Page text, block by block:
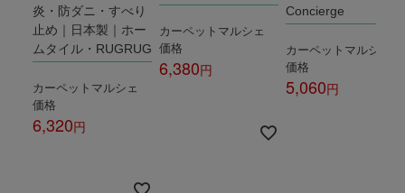
炎・防ダニ・すべり
止め｜日本製｜ホー
ムタイル・RUGRUG
カーペットマルシェ
価格
6,320
カーペットマルシェ
価格
6,380
Concierge
カーペットマルシェ
価格
5,060